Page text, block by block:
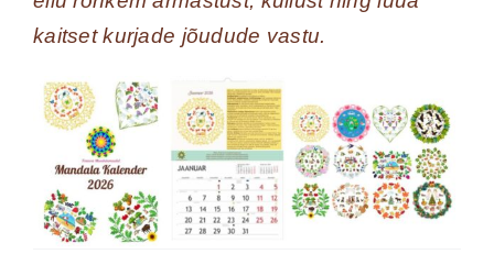
kaitset kurjade jõudude vastu.